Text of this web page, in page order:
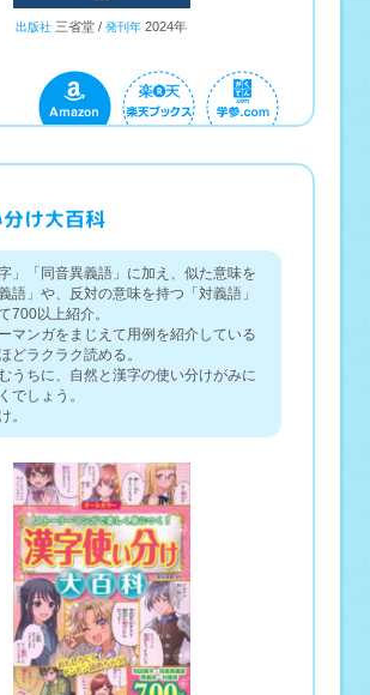
出版社 三省堂 発刊年 2024年
け大百科
字」「同音異義語」に加え、似た意味を
語」や、反対の意味を持つ「対義語」
700以上紹介。
マンガをまじえて用例を紹介している
どラクラク読める。
うちに、自然と漢字の使い分けがみに
でしょう。
。